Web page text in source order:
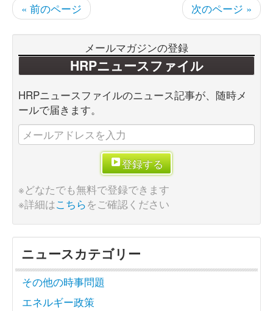
« 前のページ 次のページ »
メールマガジンの登録
HRPニュースファイル
HRPニュースファイルのニュース記事が、随時メ
ールで届きます。
登録する
※どなたでも無料で登録できます
※詳細はこちらをご確認ください
ニュースカテゴリー
その他の時事問題
エネルギー政策